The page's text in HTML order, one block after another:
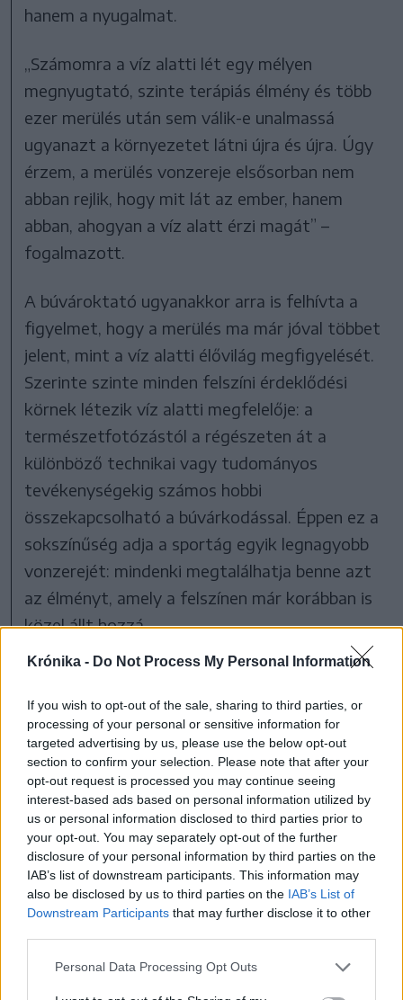
Krónika - Do Not Process My Personal Information
If you wish to opt-out of the sale, sharing to third parties, or
processing of your personal or sensitive information for
targeted advertising by us, please use the below opt-out
section to confirm your selection. Please note that after your
opt-out request is processed you may continue seeing
interest-based ads based on personal information utilized by
us or personal information disclosed to third parties prior to
your opt-out. You may separately opt-out of the further
disclosure of your personal information by third parties on the
IAB’s list of downstream participants. This information may
also be disclosed by us to third parties on the IAB’s List of
Downstream Participants that may further disclose it to other
Personal Data Processing Opt Outs
hanem a nyugalmat.
„Számomra a víz alatti lét egy mélyen
megnyugtató, szinte terápiás élmény és több
ezer merülés után sem válik-e unalmassá
ugyanazt a környezetet látni újra és újra. Úgy
érzem, a merülés vonzereje elsősorban nem
abban rejlik, hogy mit lát az ember, hanem
abban, ahogyan a víz alatt érzi magát” –
fogalmazott.
A búvároktató ugyanakkor arra is felhívta a
figyelmet, hogy a merülés ma már jóval többet
jelent, mint a víz alatti élővilág megfigyelését.
Szerinte szinte minden felszíni érdeklődési
körnek létezik víz alatti megfelelője: a
természetfotózástól a régészeten át a
különböző technikai vagy tudományos
tevékenységekig számos hobbi
összekapcsolható a búvárkodással. Éppen ez a
sokszínűség adja a sportág egyik legnagyobb
vonzerejét: mindenki megtalálhatja benne azt
az élményt, amely a felszínen már korábban is
közel állt hozzá.
FOTÓ: SZABÓ KOLOS ARCHÍVUMA
tankok, repülőgépek és cápák a